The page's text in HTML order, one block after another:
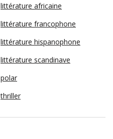
littérature africaine
littérature francophone
littérature hispanophone
littérature scandinave
polar
thriller